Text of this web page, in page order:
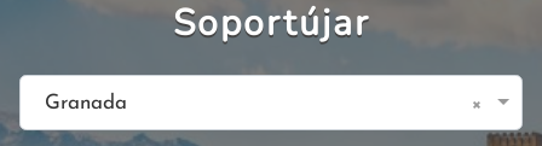
Soportújar
Granada ×